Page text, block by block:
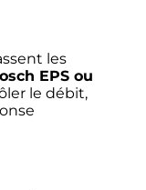
les
EPS ou
le débit,